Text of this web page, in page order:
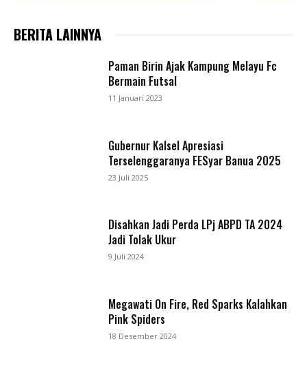
BERITA LAINNYA
Paman Birin Ajak Kampung Melayu Fc
Bermain Futsal
11 Januari 2023
Gubernur Kalsel Apresiasi
Terselenggaranya FESyar Banua 2025
23 Juli 2025
Disahkan Jadi Perda LPj ABPD TA 2024
Jadi Tolak Ukur
9 Juli 2024
Megawati On Fire, Red Sparks Kalahkan
Pink Spiders
18 Desember 2024